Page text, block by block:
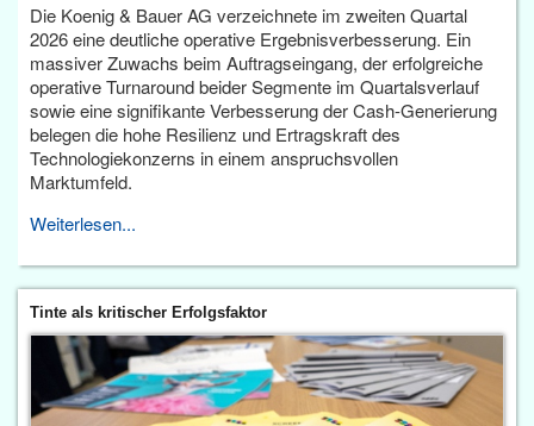
Die Koenig & Bauer AG verzeichnete im zweiten Quartal
2026 eine deutliche operative Ergebnisverbesserung. Ein
massiver Zuwachs beim Auftragseingang, der erfolgreiche
operative Turnaround beider Segmente im Quartalsverlauf
sowie eine signifikante Verbesserung der Cash-Generierung
belegen die hohe Resilienz und Ertragskraft des
Technologiekonzerns in einem anspruchsvollen
Marktumfeld.
Weiterlesen...
Tinte als kritischer Erfolgsfaktor